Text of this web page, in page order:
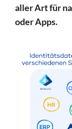
aller Art für
oder Apps.